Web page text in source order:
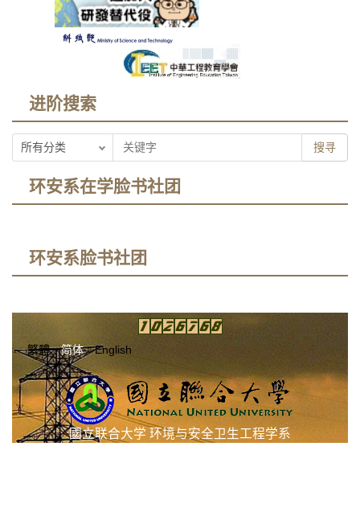
进阶搜索
搜寻
环安系在学脸书社团
环安系脸书社团
繁體 简体 English
國立联合大学 环境与安全卫生工程学系